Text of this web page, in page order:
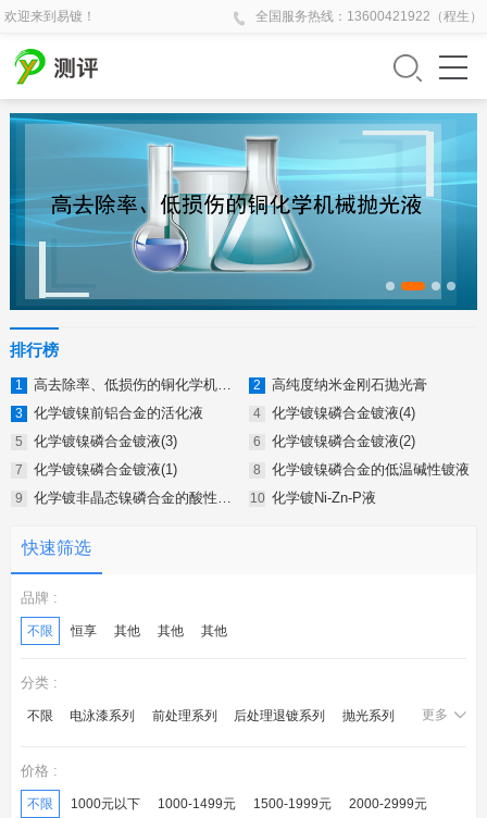
欢迎来到易镀！ 全国 服务热线： 13600421922（程生）
排行榜
高去除率、低损伤的铜化学机械抛光液
高纯度纳米金刚石抛光膏
化学镀镍前铝合金的活化液
化学镀镍磷合金镀液(4)
化学镀镍磷合金镀液(3)
化学镀镍磷合金镀液(2)
化学镀镍磷合金镀液(1)
化学镀镍磷合金的低温碱性镀液
化学镀非晶态镍磷合金的酸性镀液
化学镀Ni-Zn-P液
快速筛选
品牌 :
不限 恒享 其他 其他 其他
分类 :
更多
不限 电泳漆系列 前处理系列 后处理退镀系列
抛光系列
后处理系列
价格 :
不限 1000元以下 1000-1499元 1500-1999元
2000-2999元